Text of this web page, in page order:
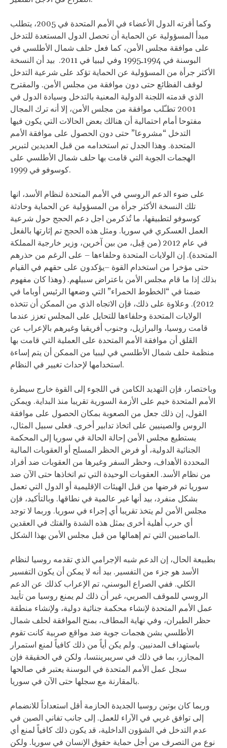
وكما أقرته الدول الأعضاء في الأمم المتحدة في 2005، يتطلب
مبدأ المسؤولية عن الحماية أن تحصل الدول المستعدة للتدخل
على موافقة مجلس الأمن، كما فعل حلف شمال الأطلسي في
البوسنة في 1994ـ1995 وفي ليبيا في 2011. بيد أن النسخة
الأكثر جرأة من المسؤولية عن الحماية تؤكد على شرعية التدخل
لوقف الفظائع حتى دون موافقة من مجلس الأمن. والمقترح
الذي قدمته اللجنة الدولية المعنية بالتدخل وسيادة الدول في
2001 تطـّلب موافقة من مجلس الأمن، إلا أنه ترك المجال
مفتوحا أمام احتمالية أن هنالك بعض الحالات التي يكون فيها
التدخل “مشروعا” حتى دون الحصول على موافقة الأمم
المتحدة. وهذا الجدل تم استخدامه من قبل العديدين لتبرير
الهجمات الجوية التي قامت بها حلف شمال الأطلسي على
كوسوفو في 1999.
على ضوء الدعم الروسي في الأمم المتحدة لنظام الأسد، انها
تلك النسخة الأكثر جرأة من المسؤولية عن الحماية وحادثة
كوسوفو لتطبيقها، ما تُذكرمن اجل دعم الحجج حول شرعية
العمل العسكري في سوريا. ومثل هذه الحجج تم إثارتها بالفعل
في عام 2012 (من قِبل، من بين آخرين، وزير خارجية المملكة
المتحدة). إن الولايات المتحدة وحلفاءها – على الرغم من حذرهم
حتى مؤخرا من استخدام القوة –يؤكدون على حقهم في القيام
بذلك إذا ما قام مجلس الأمن باعتراض سبيلهم. (وهذا كان مفهوم
ضمنا في “الخطوط الحمراء” التي وضعها الرئيس أوباما في
2012). وعلاوة على ذلك، فإن الاتجاه الذي من الممكن أن تتخذه
الولايات المتحدة وحلفاءها للتحايل على المجلس تعزز عندما
قامت روسيا، والبرازيل، وجنوب أفريقيا وغيرهم بالإعراب عن
القلق أن موافقة الأمم المتحدة على العملية التي قامت بها
منظمة حلف شمال الأطلسي في ليبيا من الممكن أن يتم إساءة
استخدامها لإحداث تغيير في النظام.
وباختصار، فإن التهديد الكامن في اللجوء إلى القوة خارج سيطرة
الأمم المتحدة خيم على الأزمة السورية تقريبا منذ البداية. ويمكن
القول، إن ذلك جعل من الصعوبة بمكان الحصول على موافقة
الروس والصينيين على اتخاذ تدابير أخرى. فعلى سبيل المثال،
يستطيع مجلس الأمن إحالة الحالة في سوريا إلى المحكمة
الجنائية الدولية، أو فرض الحظر المسلح أو العقوبات المالية
المحددة الأهداف، وحظر السفر وغيرها من العقوبات ضد أفراد
من نظام الأسد. العقوبات الوحيدة التي تم اتخاذها حتى الآن ضد
سوريا تم فرضها من قبل الهيئات الإقليمية أو الدول التي تعمل
بشكل منفرد، بيد أنها غير عالمية في نطاقها. وبالتأكيد، فإن
مجلس الأمن لم يتخذ تقريبا أي إجراء في سوريا. وربما لا توجد
أي حرب أهلية أخرى بمثل هذه الشدة والفتك في العقدين
الماضيين التي تم إهمالها من قبل مجلس الأمن بهذا الشكل.
بطبيعة الحال، إن الدعم شبه الإجرامي الذي تقدمه روسيا لنظام
الأسد هو جزء من التفسير. بيد أنه لا يمكن أن يكون التفسير
الكلي. ففي الصراع البوسني، تم الإعراب كذلك عن الدعم
الروسي للموقف الصربي، غير أن ذلك لم يمنع روسيا من تأييد
عمل الأمم المتحدة لإنشاء محكمة جنائية دولية، ولإنشاء منطقة
حظر الطيران، وفي نهاية المطاف، بمنح الموافقة لحلف شمال
الأطلسي بشن هجمات جوية ضد مواقع صربية كانت تقوم
باستهداف المدنيين. ولم يكن أياً من ذلك كافياً لمنع استمرار
المجازر، بما في ذلك في سريبرينتسا، ولكن في الحقيقة فإن
سجل عمل الأمم المتحدة في البوسنة يعتبر في صالحها
بالمقارنة مع سجلها حتى الآن في سوريا.
وربما كان بوتين روسيا الجديدة الحازمة أقل استعداداً للانضمام
إلى توافق غربي في الآراء للعمل. إلى جانب تفاني الصين في
عدم التدخل في الشؤون الداخلية، قد يكون ذلك كافياً لمنع أي
نوع من التصرف من أجل حماية حقوق الإنسان في سوريا. ولكن